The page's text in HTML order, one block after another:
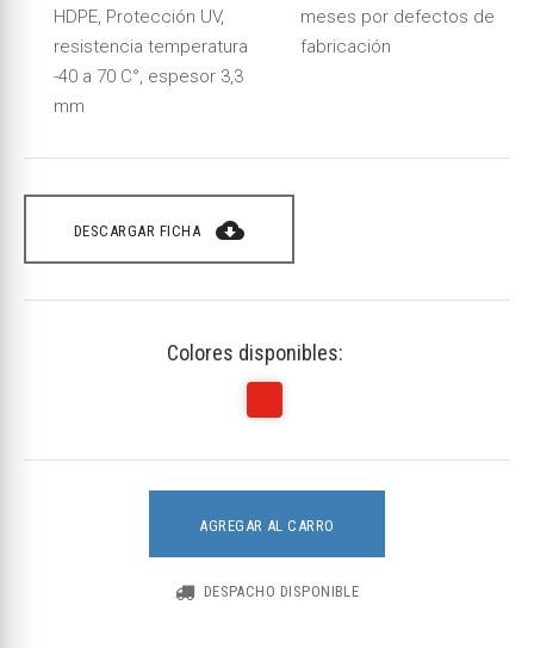
HDPE, Protección UV,
resistencia temperatura
-40 a 70 C°, espesor 3,3
mm
meses por defectos de
fabricación
DESCARGAR FICHA cloud_download
Colores disponibles:
AGREGAR AL CARRO
DESPACHO DISPONIBLE